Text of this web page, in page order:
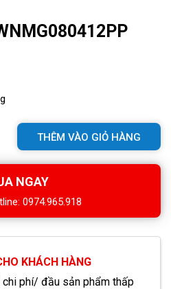
THÊM VÀO GIỎ HÀNG
NGAY
0974.965.918
KHÁCH HÀNG
chi phí/ đầu sản phẩm thấp